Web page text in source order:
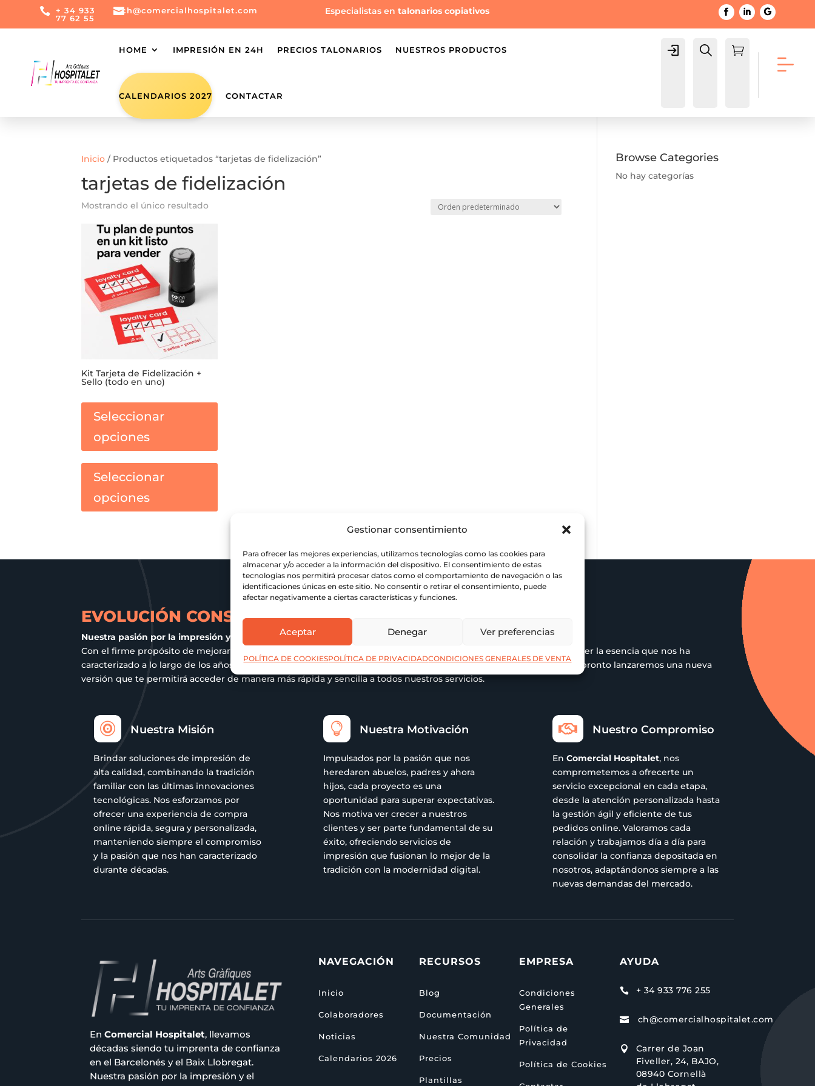
Gestionar consentimiento
Para ofrecer las mejores experiencias, utilizamos tecnologías como las cookies para
almacenar y/o acceder a la información del dispositivo. El consentimiento de estas
tecnologías nos permitirá procesar datos como el comportamiento de navegación o las
identificaciones únicas en este sitio. No consentir o retirar el consentimiento, puede
afectar negativamente a ciertas características y funciones.
Aceptar Denegar Ver preferencias
POLÍTICA DE COOKIESPOLÍTICA DE PRIVACIDADCONDICIONES GENERALES DE VENTA
 + 34 933
77 62 55
ch@comercialhospitalet.com Especialistas entalonarios copiativos
HOME IMPRESIÓN EN 24H PRECIOS TALONARIOS NUESTROS PRODUCTOS
CALENDARIOS 2027 CONTACTAR
Login Buscar
 Carrito
Inicio / Productos etiquetados “tarjetas de fidelización”
tarjetas de fidelización
Mostrando el único resultado
Kit Tarjeta de Fidelización +
Sello (todo en uno)
Seleccionar
opciones
producto
múltiples
variantes.
la
página
de
producto
Seleccionar
opciones
variantes.
pueden
la
página
de
producto
Browse Categories
No hay categorías
EVOLUCIÓN CONSTANTE PARA UN SERVICIO SUPERIOR
Nuestra pasión por la impresión y el compromiso con la calidad
Con el firme propósito de mejorar tu experiencia, estamos actualizando nuestros procesos y herramientas sin perder la esencia que nos ha
caracterizado a lo largo de los años. Actualmente, nuestra página web se encuentra en mantenimiento, pero muy pronto lanzaremos una nueva
versión que te permitirá acceder de manera más rápida y sencilla a todos nuestros servicios.
 Nuestra Misión
Brindar soluciones de impresión de
alta calidad, combinando la tradición
familiar con las últimas innovaciones
tecnológicas. Nos esforzamos por
ofrecer una experiencia de compra
online rápida, segura y personalizada,
manteniendo siempre el compromiso
y la pasión que nos han caracterizado
durante décadas.
 Nuestra Motivación
Impulsados por la pasión que nos
heredaron abuelos, padres y ahora
hijos, cada proyecto es una
oportunidad para superar expectativas.
Nos motiva ver crecer a nuestros
clientes y ser parte fundamental de su
éxito, ofreciendo servicios de
impresión que fusionan lo mejor de la
tradición con la modernidad digital.
 Nuestro Compromiso
En Comercial Hospitalet, nos
comprometemos a ofrecerte un
servicio excepcional en cada etapa,
desde la atención personalizada hasta
la gestión ágil y eficiente de tus
pedidos online. Valoramos cada
relación y trabajamos día a día para
consolidar la confianza depositada en
nosotros, adaptándonos siempre a las
nuevas demandas del mercado.
EnComercial Hospitalet, llevamos
décadas siendo tu imprenta de confianza
en el Barcelonés y el Baix Llobregat.
Nuestra pasión por la impresión y el
NAVEGACIÓN
Inicio
Colaboradores
Noticias
Calendarios 2026
RECURSOS
Blog
Documentación
Nuestra Comunidad
Precios
Plantillas
EMPRESA
Condiciones
Generales
Política de
Privacidad
Política de Cookies
AYUDA
 + 34 933 776 255
 ch@comercialhospitalet.com

Carrer de Joan
Fiveller, 24, BAJO,
08940 Cornellà